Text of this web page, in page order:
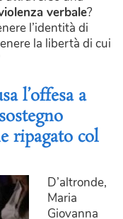
verbale?
l’identità di
la libertà di cui
l’offesa a
ripagato col
D’altronde,
Maria
Giovanna